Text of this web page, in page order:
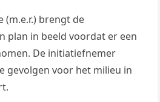
brengt de
plan in beeld voordat er een
De initiatiefnemer
gevolgen voor het milieu in